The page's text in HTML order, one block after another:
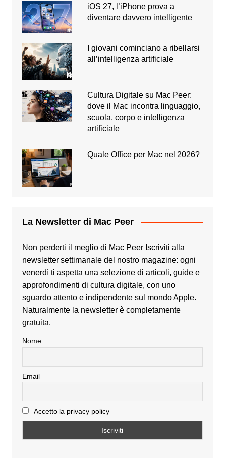
iOS 27, l’iPhone prova a
diventare davvero intelligente
I giovani cominciano a ribellarsi
all’intelligenza artificiale
Cultura Digitale su Mac Peer:
dove il Mac incontra linguaggio,
scuola, corpo e intelligenza
artificiale
Quale Office per Mac nel 2026?
La Newsletter di Mac Peer
Non perderti il meglio di Mac Peer Iscriviti alla
newsletter settimanale del nostro magazine: ogni
venerdì ti aspetta una selezione di articoli, guide e
approfondimenti di cultura digitale, con uno
sguardo attento e indipendente sul mondo Apple.
Naturalmente la newsletter è completamente
gratuita.
Nome
Email
Accetto la privacy policy